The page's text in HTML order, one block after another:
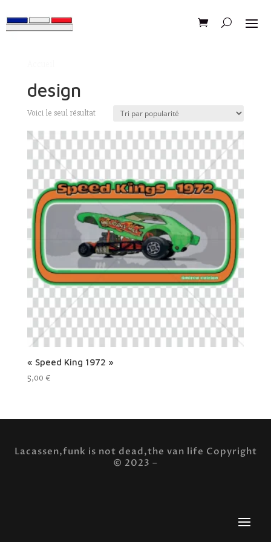
design
Voici le seul résultat
« Speed King 1972 »
5,00 €
Lacassen,funk is not dead,the van life Copyright
© 2023 –